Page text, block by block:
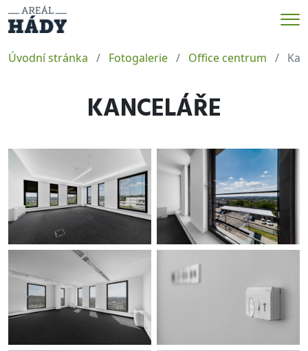
Úvodní stránka Fotogalerie Office centrum
KANCELÁŘE